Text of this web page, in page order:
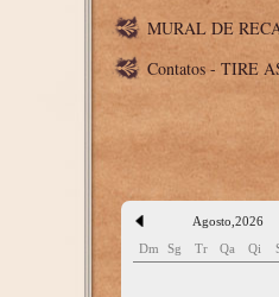
MURAL DE
Contatos - TIRE
Agosto 2026
Dm
Sg Tr Qa Qi